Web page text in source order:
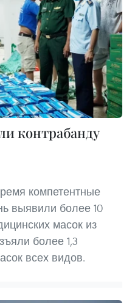
контрабанду
компетентные
выявили более 10
масок из
более 1,3
всех видов.